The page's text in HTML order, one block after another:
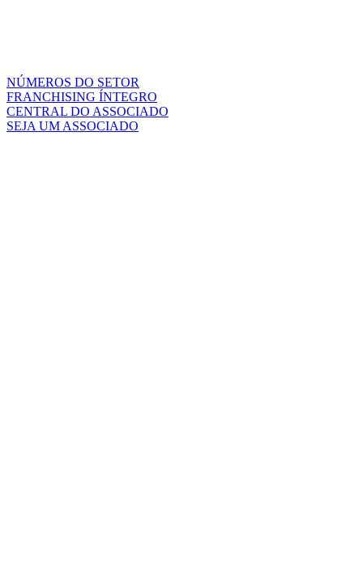
NÚMEROS DO SETOR
FRANCHISING ÍNTEGRO
CENTRAL DO ASSOCIADO
SEJA UM ASSOCIADO